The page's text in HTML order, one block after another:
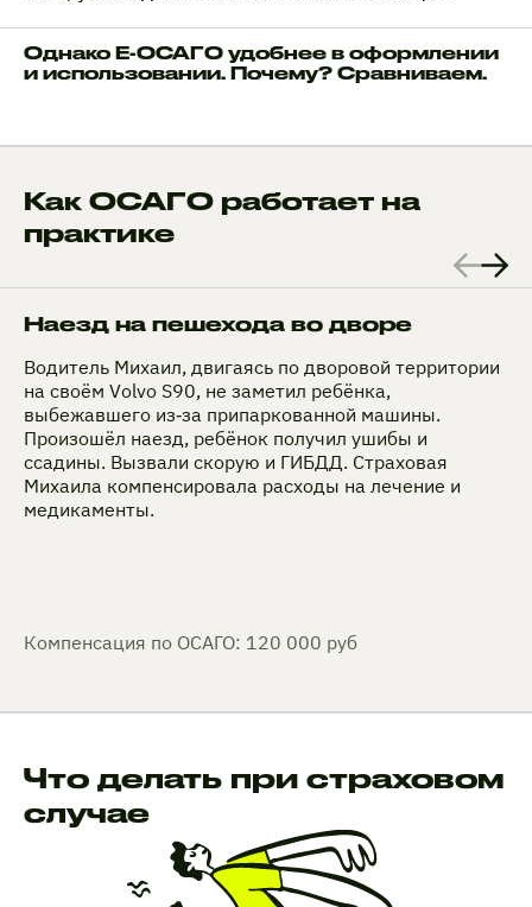
Однако Е-ОСАГО удобнее в оформлении
и использовании. Почему? Сравниваем.
Как ОСАГО работает на
практике
Наезд на пешехода во дворе
Водитель Михаил, двигаясь по дворовой территории
на своём Volvo S90, не заметил ребёнка,
выбежавшего из‑за припаркованной машины.
Произошёл наезд, ребёнок получил ушибы и
ссадины. Вызвали скорую и ГИБДД. Страховая
Михаила компенсировала расходы на лечение и
медикаменты.
Компенсация по ОСАГО: 120 000 руб
Что делать при страховом
случае